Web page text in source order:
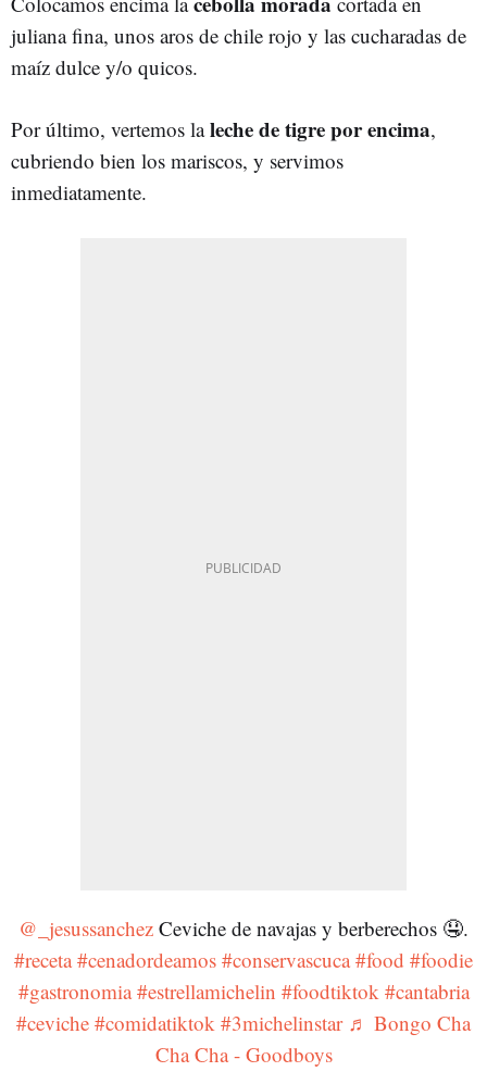
juliana fina, unos aros de chile rojo y las cucharadas de
maíz dulce y/o quicos.
Por último, vertemos laleche de tigre por encima,
cubriendo bien los mariscos, y servimos
inmediatamente.
@_jesussanchez Ceviche de navajas y berberechos 🤤.
#receta #cenadordeamos #conservascuca #food #foodie
#gastronomia #estrellamichelin #foodtiktok #cantabria
#ceviche #comidatiktok #3michelinstar ♬ Bongo Cha
Cha Cha - Goodboys